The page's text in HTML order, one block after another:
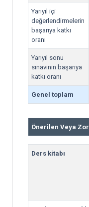
Yarıyıl içi
değerlendirmelerin
başarıya katkı
oranı
Yarıyıl sonu
sınavının başarıya
katkı oranı
Genel toplam
Önerilen Veya
Ders kitabı